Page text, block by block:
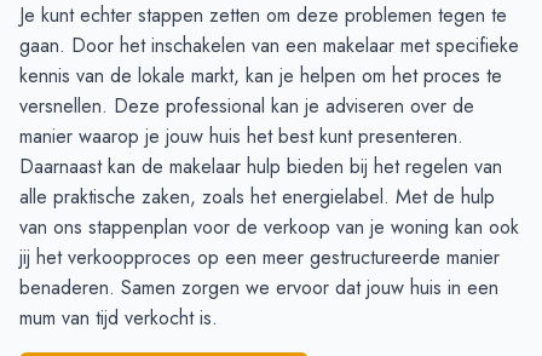
April
5
7
Mei
7
7
Juni
5 8
Je kunt echter stappen zetten om deze problemen tegen te
gaan. Door het inschakelen van een makelaar met specifieke
kennis van de lokale markt, kan je helpen om het proces te
versnellen. Deze professional kan je adviseren over de
manier waarop je jouw huis het best kunt presenteren.
Daarnaast kan de makelaar hulp bieden bij het regelen van
alle praktische zaken, zoals het energielabel. Met de hulp
van ons stappenplan voor de verkoop van je woning kan ook
jij het verkoopproces op een meer gestructureerde manier
benaderen. Samen zorgen we ervoor dat jouw huis in een
mum van tijd verkocht is.